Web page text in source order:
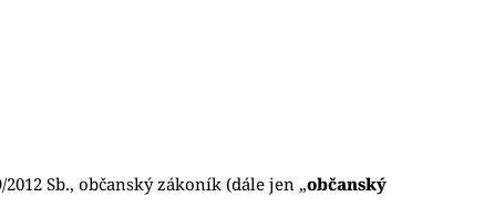
Sb., občanský zákoník (dále jen „občanský